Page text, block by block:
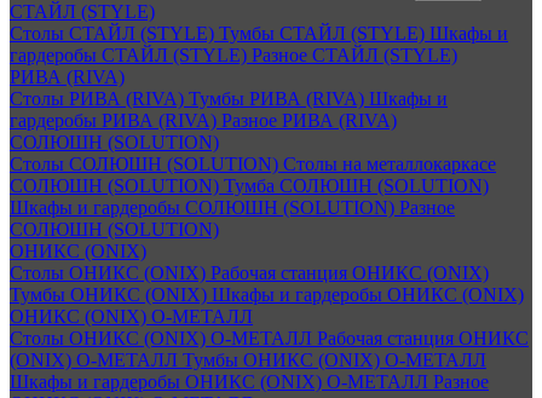
СТАЙЛ (STYLE)
Столы СТАЙЛ (STYLE) Тумбы СТАЙЛ (STYLE) Шкафы и
гардеробы СТАЙЛ (STYLE) Разное СТАЙЛ (STYLE)
РИВА (RIVA)
Столы РИВА (RIVA) Тумбы РИВА (RIVA) Шкафы и
гардеробы РИВА (RIVA) Разное РИВА (RIVA)
СОЛЮШН (SOLUTION)
Столы СОЛЮШН (SOLUTION) Столы на металлокаркасе
СОЛЮШН (SOLUTION) Тумба СОЛЮШН (SOLUTION)
Шкафы и гардеробы СОЛЮШН (SOLUTION) Разное
СОЛЮШН (SOLUTION)
ОНИКС (ONIX)
Столы ОНИКС (ONIX) Рабочая станция ОНИКС (ONIX)
Тумбы ОНИКС (ONIX) Шкафы и гардеробы ОНИКС (ONIX)
ОНИКС (ONIX) O-МЕТАЛЛ
Столы ОНИКС (ONIX) O-МЕТАЛЛ Рабочая станция ОНИКС
(ONIX) O-МЕТАЛЛ Тумбы ОНИКС (ONIX) O-МЕТАЛЛ
Шкафы и гардеробы ОНИКС (ONIX) O-МЕТАЛЛ Разное